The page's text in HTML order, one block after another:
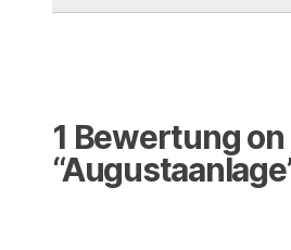
1 Bewertungon